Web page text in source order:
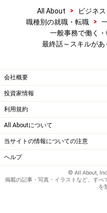
ホント、実感しています…
All About > ビジネ
職種別の就職・転職
>
一般事務で働く
最終話～スキルが
会社概要
投資家情報
利用規約
All Aboutについて
当サイトの情報についての注意
ヘルプ
© All About,
掲載の記事・写真・イラストなど、す
を